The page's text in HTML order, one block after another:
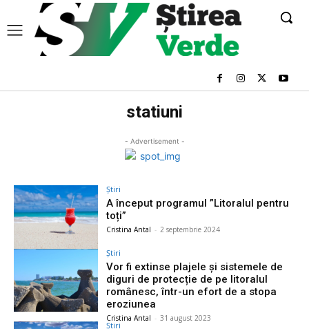
statiuni
- Advertisement -
Știri
A început programul ”Litoralul pentru
toți”
Cristina Antal - 2 septembrie 2024
Știri
Vor fi extinse plajele și sistemele de
diguri de protecție de pe litoralul
românesc, într-un efort de a stopa
eroziunea
Cristina Antal - 31 august 2023
Știri